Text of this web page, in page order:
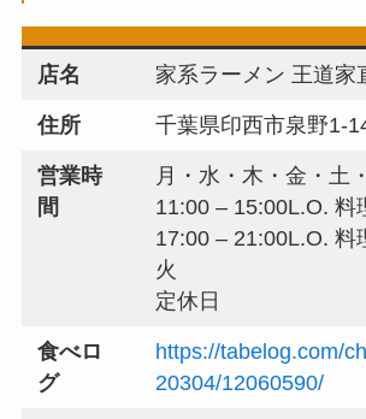
店名 家系ラーメン 王道家
住所 千葉県印西市泉野1-
営業時
間
月・水・木・金・土
11:00 – 15:00L.O. 料
17:00 – 21:00L.O. 料
火
定休日
食べロ
グ
https://tabelog.com/
20304/12060590/